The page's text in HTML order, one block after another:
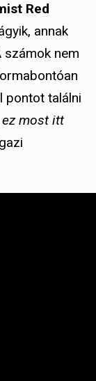
Red
annak
számok nem
pontot találni
ez most itt